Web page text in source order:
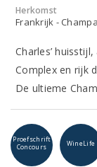
Herkomst
Frankrijk -
Charles’
Complex en rijk
De ultieme
Proefschrift
Concours
WineLife